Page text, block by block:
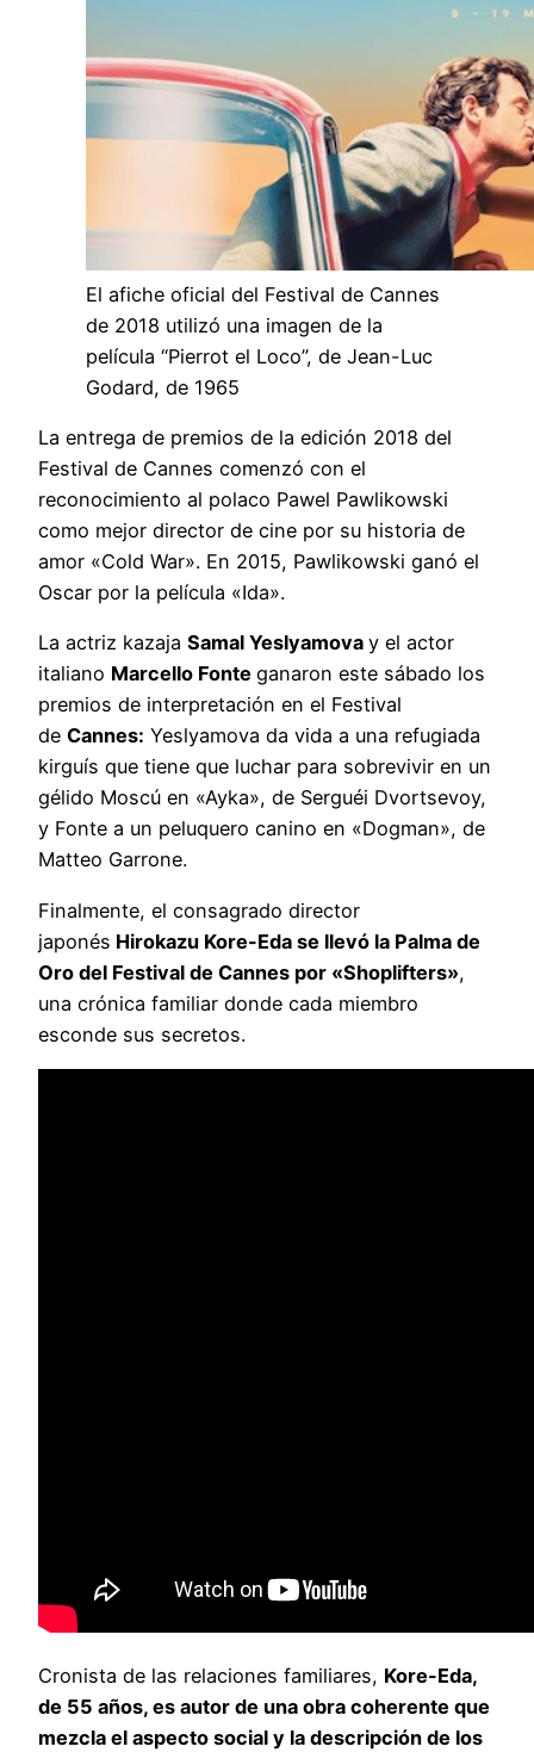
El afiche oficial del Festival de Cannes
de 2018 utilizó una imagen de la
película “Pierrot el Loco”, de Jean-Luc
Godard, de 1965
La entrega de premios de la edición 2018 del
Festival de Cannes comenzó con el
reconocimiento al polaco Pawel Pawlikowski
como mejor director de cine por su historia de
amor «Cold War». En 2015, Pawlikowski ganó el
Oscar por la película «Ida».
La actriz kazaja Samal Yeslyamova y el actor
italiano Marcello Fonte ganaron este sábado los
premios de interpretación en el Festival
de Cannes: Yeslyamova da vida a una refugiada
kirguís que tiene que luchar para sobrevivir en un
gélido Moscú en «Ayka», de Serguéi Dvortsevoy,
y Fonte a un peluquero canino en «Dogman», de
Matteo Garrone.
Finalmente, el consagrado director
japonés Hirokazu Kore-Eda se llevó la Palma de
Oro del Festival de Cannes por «Shoplifters»,
una crónica familiar donde cada miembro
esconde sus secretos.
Cronista de las relaciones familiares, Kore-Eda,
de 55 años, es autor de una obra coherente que
mezcla el aspecto social y la descripción de los